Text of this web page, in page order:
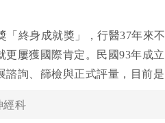
「終身成就獎」，行醫37年來不
屢獲國際肯定。民國93年成立
諮詢、篩檢與正式評量，目前是
年評估量超過五百人次。
經科